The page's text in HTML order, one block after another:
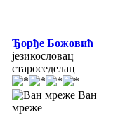
Ђорђе Божовић
језикословац
староседелац
Ван
мреже